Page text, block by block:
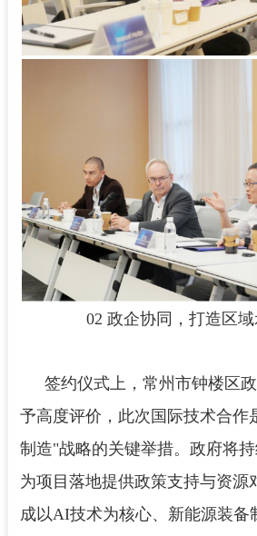
02 政企协同，打造区
签约仪式上，常州市钟楼区
予高度评价，此次国际技术合作
制造"战略的关键举措。政府将持
为项目落地提供政策支持与资源
成以AI技术为核心、新能源装备